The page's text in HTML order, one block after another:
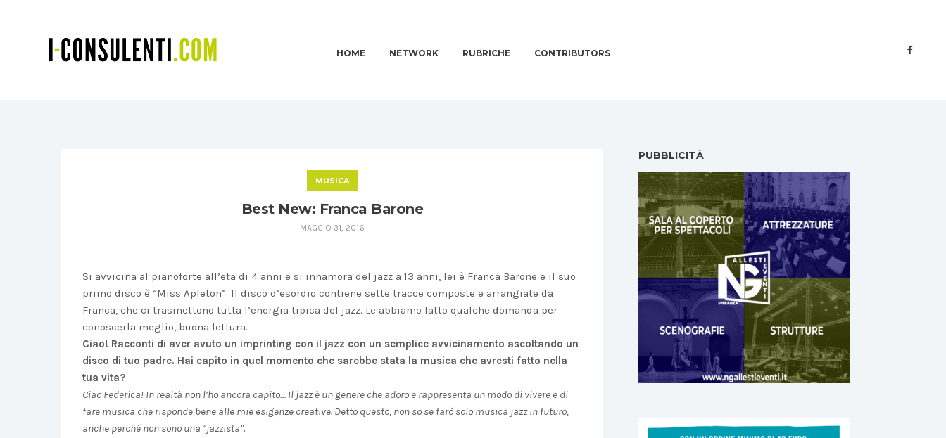
HOME NETWORK RUBRICHE CONTRIBUTORS
MUSICA
Best New: Franca Barone
MAGGIO 31, 2016
Si avvicina al pianoforte all’eta di 4 anni e si innamora del jazz a 13 anni, lei è Franca Barone e il suo
primo disco è “Miss Apleton”. Il disco d’esordio contiene sette tracce composte e arrangiate da
Franca, che ci trasmettono tutta l’energia tipica del jazz. Le abbiamo fatto qualche domanda per
conoscerla meglio, buona lettura.
Ciao! Racconti di aver avuto un imprinting con il jazz con un semplice avvicinamento ascoltando un
disco di tuo padre. Hai capito in quel momento che sarebbe stata la musica che avresti fatto nella
tua vita?
Ciao Federica! In realtà non l’ho ancora capito… Il jazz è un genere che adoro e rappresenta un modo di vivere e di
fare musica che risponde bene alle mie esigenze creative. Detto questo, non so se farò solo musica jazz in futuro,
anche perché non sono una “jazzista”.
PUBBLICITÀ